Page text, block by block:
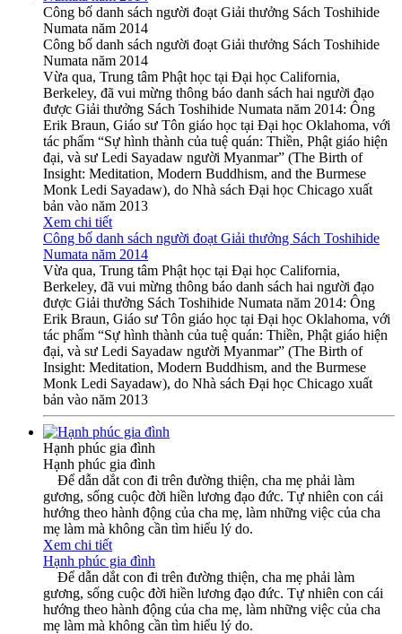
Công bố danh sách người đoạt Giải thưởng Sách Toshihide
Numata năm 2014
Công bố danh sách người đoạt Giải thưởng Sách Toshihide
Numata năm 2014
Vừa qua, Trung tâm Phật học tại Đại học California,
Berkeley, đã vui mừng thông báo danh sách hai người đạo
được Giải thưởng Sách Toshihide Numata năm 2014: Ông
Erik Braun, Giáo sư Tôn giáo học tại Đại học Oklahoma, với
tác phẩm “Sự hình thành của tuệ quán: Thiền, Phật giáo hiện
đại, và sư Ledi Sayadaw người Myanmar” (The Birth of
Insight: Meditation, Modern Buddhism, and the Burmese
Monk Ledi Sayadaw), do Nhà sách Đại học Chicago xuất
bản vào năm 2013
Xem chi tiết
Công bố danh sách người đoạt Giải thưởng Sách Toshihide
Numata năm 2014
Vừa qua, Trung tâm Phật học tại Đại học California,
Berkeley, đã vui mừng thông báo danh sách hai người đạo
được Giải thưởng Sách Toshihide Numata năm 2014: Ông
Erik Braun, Giáo sư Tôn giáo học tại Đại học Oklahoma, với
tác phẩm “Sự hình thành của tuệ quán: Thiền, Phật giáo hiện
đại, và sư Ledi Sayadaw người Myanmar” (The Birth of
Insight: Meditation, Modern Buddhism, and the Burmese
Monk Ledi Sayadaw), do Nhà sách Đại học Chicago xuất
bản vào năm 2013
Hạnh phúc gia đình
Hạnh phúc gia đình
Ðể dẫn dắt con đi trên đường thiện, cha mẹ phải làm
gương, sống cuộc đời hiền lương đạo đức. Tự nhiên con cái
hướng theo hành động của cha mẹ, làm những việc của cha
mẹ làm mà không cần tìm hiểu lý do.
Xem chi tiết
Hạnh phúc gia đình
Ðể dẫn dắt con đi trên đường thiện, cha mẹ phải làm
gương, sống cuộc đời hiền lương đạo đức. Tự nhiên con cái
hướng theo hành động của cha mẹ, làm những việc của cha
mẹ làm mà không cần tìm hiểu lý do.